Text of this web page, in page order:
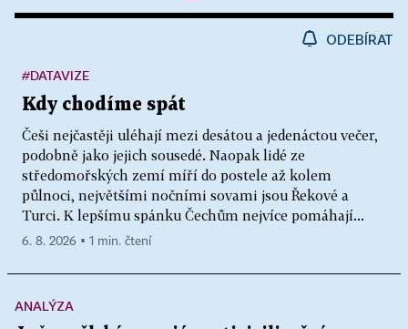
ODEBÍRAT
Kdy chodíme spát
Češi nejčastěji uléhají mezi desátou a jedenáctou večer,
podobně jako jejich sousedé. Naopak lidé ze
středomořských zemí míří do postele až kolem
půlnoci, největšími nočními sovami jsou Řekové a
Turci. K lepšímu spánku Čechům nejvíce pomáhají...
#DATAVIZE
6. 8. 2026 ▪ 1 min. čtení
ANALÝZA